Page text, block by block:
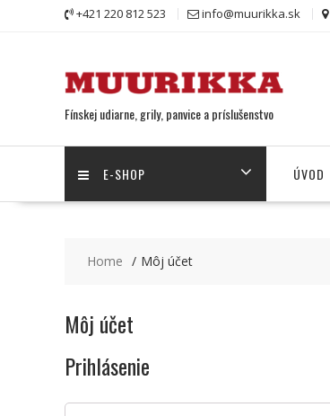
+421 220 812 523 info@muurikka.sk
Fínskej udiarne, grily, panvice a príslušenstvo
E-SHOP ÚVOD
Home Môj účet
Môj účet
Prihlásenie